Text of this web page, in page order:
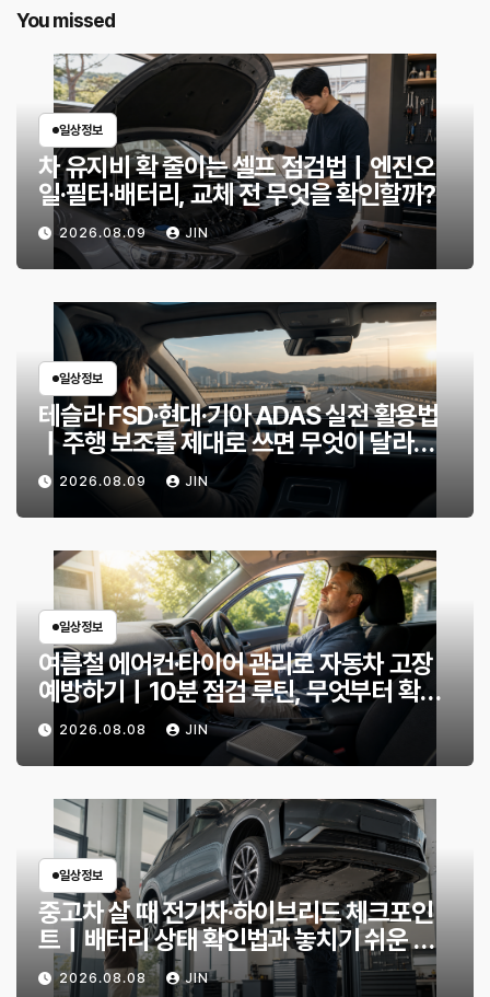
You missed
일상정보
차 유지비 확 줄이는 셀프 점검법｜엔진오
일·필터·배터리, 교체 전 무엇을 확인할까?
2026.08.09 JIN
일상정보
테슬라 FSD·현대·기아 ADAS 실전 활용법
｜주행 보조를 제대로 쓰면 무엇이 달라질
까?2026.08.09 JIN
일상정보
여름철 에어컨·타이어 관리로 자동차 고장
예방하기｜10분 점검 루틴, 무엇부터 확인
할까?
2026.08.08 JIN
일상정보
중고차 살 때 전기차·하이브리드 체크포인
트｜배터리 상태 확인법과 놓치기 쉬운 위
험 신호
2026.08.08 JIN